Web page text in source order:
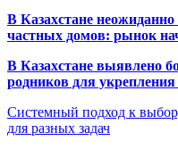
В Казахстане
частных домов: рынок
В Казахстане выявлено
родников для
Системный подход к
для разных задач